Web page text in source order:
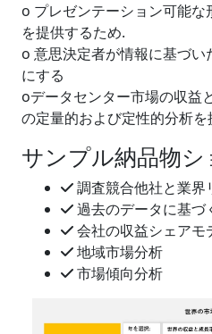
o プレゼンテーション可能
を提供するため.
o 意思決定者が情報に基づい
にする
oデータセンター市場の収益
の定量的および定性的分析を
サンプル納品物シ
調査競合他社と業界
過去のデータに基づ
会社の収益シェアモ
地域市場分析
市場傾向分析